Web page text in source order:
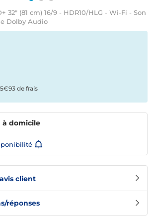
32" (81 cm) 16/9 - HDR10/HLG - Wi-Fi - Son
Dolby Audio
avis client
réponses
de frais
à domicile